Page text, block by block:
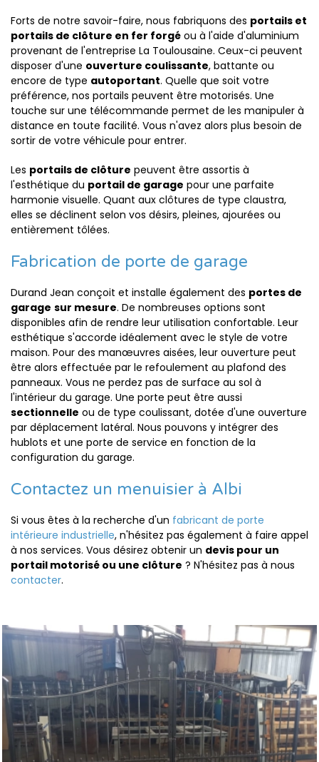
Forts de notre savoir-faire, nous fabriquons des portails et
portails de clôture en fer forgé ou à l'aide d'aluminium
provenant de l'entreprise La Toulousaine. Ceux-ci peuvent
disposer d'une ouverture coulissante, battante ou
encore de type autoportant. Quelle que soit votre
préférence, nos portails peuvent être motorisés. Une
touche sur une télécommande permet de les manipuler à
distance en toute facilité. Vous n'avez alors plus besoin de
sortir de votre véhicule pour entrer.
Les portails de clôture peuvent être assortis à
l'esthétique du portail de garage pour une parfaite
harmonie visuelle. Quant aux clôtures de type claustra,
elles se déclinent selon vos désirs, pleines, ajourées ou
entièrement tôlées.
Fabrication de porte de garage
Durand Jean conçoit et installe également des portes de
garage sur mesure. De nombreuses options sont
disponibles afin de rendre leur utilisation confortable. Leur
esthétique s'accorde idéalement avec le style de votre
maison. Pour des manœuvres aisées, leur ouverture peut
être alors effectuée par le refoulement au plafond des
panneaux. Vous ne perdez pas de surface au sol à
l'intérieur du garage. Une porte peut être aussi
sectionnelle ou de type coulissant, dotée d'une ouverture
par déplacement latéral. Nous pouvons y intégrer des
hublots et une porte de service en fonction de la
configuration du garage.
Contactez un menuisier à Albi
Si vous êtes à la recherche d'un fabricant de porte
intérieure industrielle, n'hésitez pas également à faire appel
à nos services. Vous désirez obtenir un devis pour un
portail motorisé ou une clôture ? N'hésitez pas à nous
contacter.